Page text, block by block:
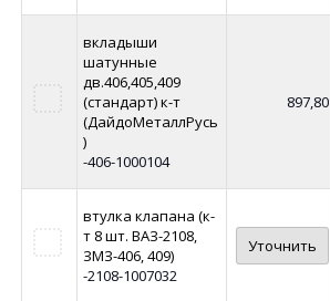
вкладыши
шатунные
дв.406,405,409
(стандарт) к-т
(ДайдоМеталлРусь
)
-406-1000104
897,80
втулка клапана (к-
т 8 шт. ВАЗ-2108,
ЗМЗ-406, 409)
-2108-1007032
Уточнить